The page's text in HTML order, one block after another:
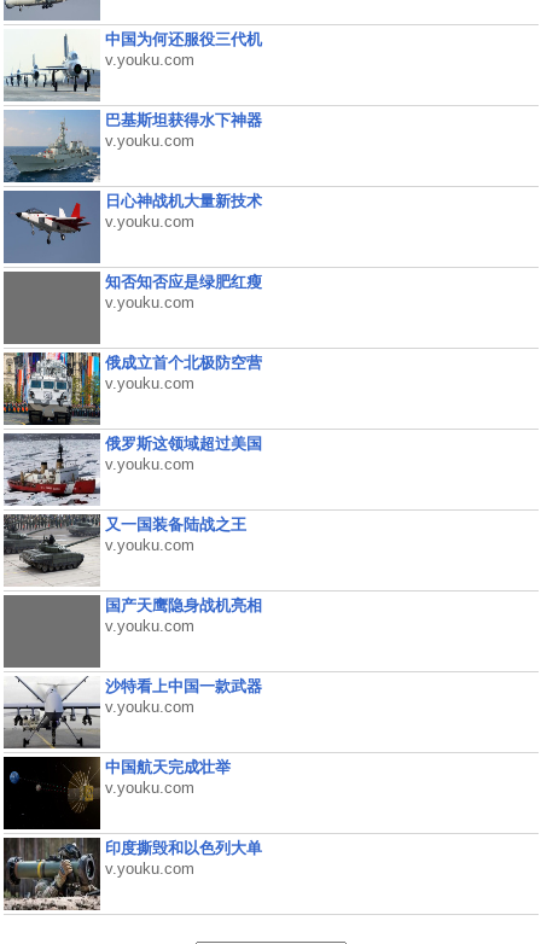
中国为何还服役三代机
v.youku.com
巴基斯坦获得水下神器
v.youku.com
日心神战机大量新技术
v.youku.com
知否知否应是绿肥红瘦
v.youku.com
俄成立首个北极防空营
v.youku.com
俄罗斯这领域超过美国
v.youku.com
又一国装备陆战之王
v.youku.com
国产天鹰隐身战机亮相
v.youku.com
沙特看上中国一款武器
v.youku.com
中国航天完成壮举
v.youku.com
印度撕毁和以色列大单
v.youku.com